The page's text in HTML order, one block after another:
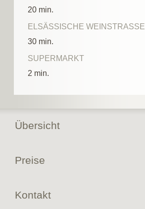
20 min.
ELSÄSSISCHE WEINSTRASSE
30 min.
SUPERMARKT
2 min.
Übersicht
Preise
Kontakt